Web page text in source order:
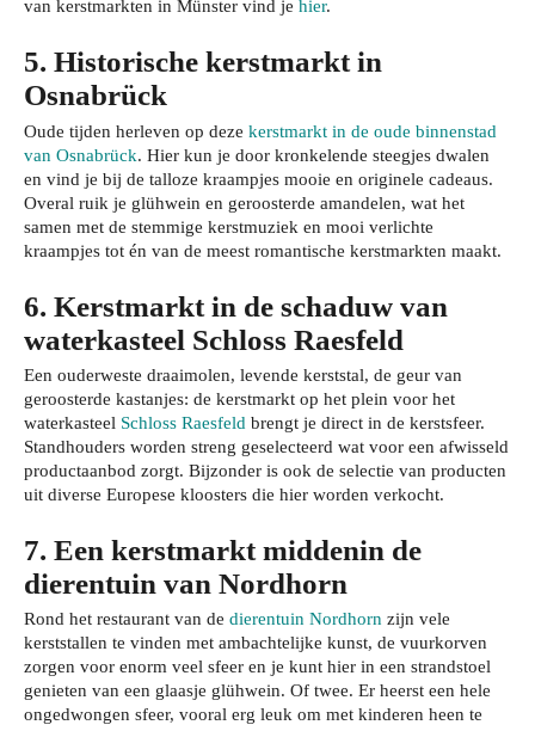
van kerstmarkten in Münster vind je hier.
5. Historische kerstmarkt in
Osnabrück
Oude tijden herleven op deze kerstmarkt in de oude binnenstad
van Osnabrück. Hier kun je door kronkelende steegjes dwalen
en vind je bij de talloze kraampjes mooie en originele cadeaus.
Overal ruik je glühwein en geroosterde amandelen, wat het
samen met de stemmige kerstmuziek en mooi verlichte
kraampjes tot én van de meest romantische kerstmarkten maakt.
6. Kerstmarkt in de schaduw van
waterkasteel Schloss Raesfeld
Een ouderweste draaimolen, levende kerststal, de geur van
geroosterde kastanjes: de kerstmarkt op het plein voor het
waterkasteel Schloss Raesfeld brengt je direct in de kerstsfeer.
Standhouders worden streng geselecteerd wat voor een afwisseld
productaanbod zorgt. Bijzonder is ook de selectie van producten
uit diverse Europese kloosters die hier worden verkocht.
7. Een kerstmarkt middenin de
dierentuin van Nordhorn
Rond het restaurant van de dierentuin Nordhorn zijn vele
kerststallen te vinden met ambachtelijke kunst, de vuurkorven
zorgen voor enorm veel sfeer en je kunt hier in een strandstoel
genieten van een glaasje glühwein. Of twee. Er heerst een hele
ongedwongen sfeer, vooral erg leuk om met kinderen heen te